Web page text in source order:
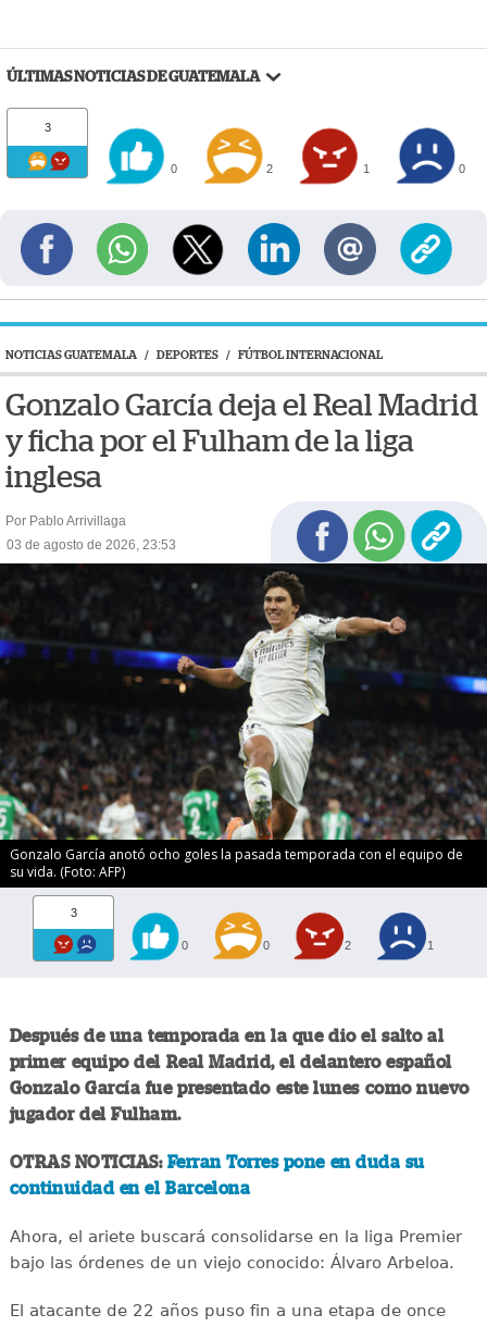
ÚLTIMAS NOTICIAS DE GUATEMALA
3
0 2 1 0
NOTICIAS GUATEMALA / DEPORTES / FÚTBOL INTERNACIONAL
Gonzalo García deja el Real Madrid
y ficha por el Fulham de la liga
inglesa
Por Pablo Arrivillaga
03 de agosto de 2026, 23:53
Gonzalo García anotó ocho goles la pasada temporada con el equipo de
su vida. (Foto: AFP)
3
0 0 2 1
Después de una temporada en la que dio el salto al
primer equipo del Real Madrid, el delantero español
Gonzalo García fue presentado este lunes como nuevo
jugador del Fulham.
OTRAS NOTICIAS: Ferran Torres pone en duda su
continuidad en el Barcelona
Ahora, el ariete buscará consolidarse en la liga Premier
bajo las órdenes de un viejo conocido: Álvaro Arbeloa.
El atacante de 22 años puso fin a una etapa de once